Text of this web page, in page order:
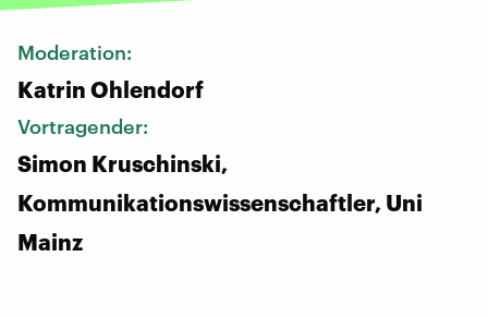
Moderation:
Katrin Ohlendorf
Vortragender:
Simon Kruschinski,
Kommunikationswissenschaftler, Uni
Mainz